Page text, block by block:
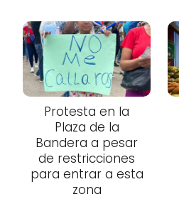
Protesta en la
Plaza de la
Bandera a pesar
de restricciones
para entrar a esta
zona